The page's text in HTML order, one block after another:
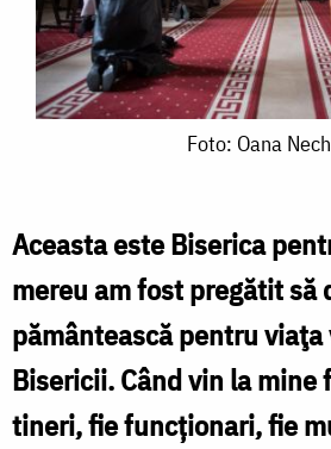
Foto: Oana
Aceasta este Biserica
mereu am fost pregătit să
pământească pentru viaţa
Bisericii.Când vin la mine
tineri, fie funcţionari, fie